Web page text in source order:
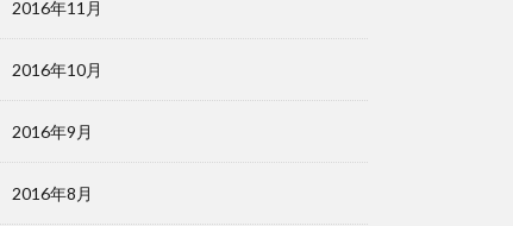
2016年11月
2016年10月
2016年9月
2016年8月